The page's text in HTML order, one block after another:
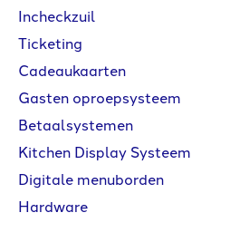
Incheckzuil
Ticketing
Cadeaukaarten
Gasten oproepsysteem
Betaalsystemen
Kitchen Display Systeem
Digitale menuborden
Hardware